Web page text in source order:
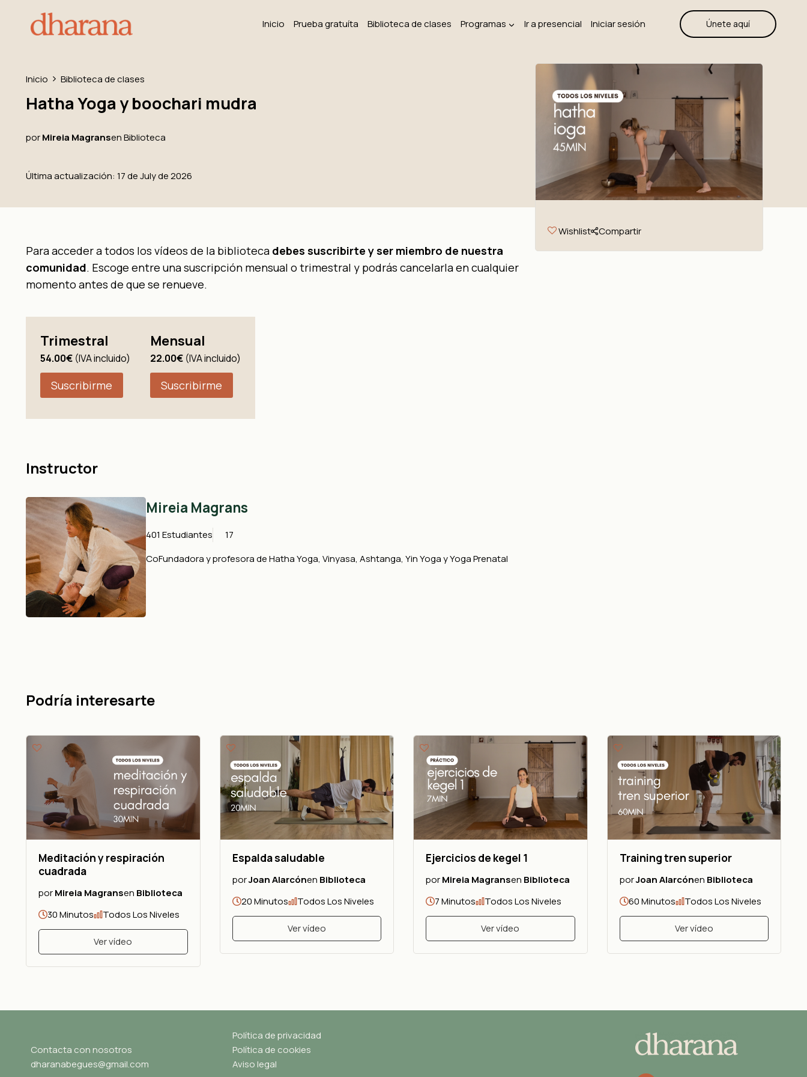
Inicio Prueba gratuíta Biblioteca de clases Programas Ir a presencial Iniciar sesión Únete aquí
Inicio Biblioteca de clases
Hatha Yoga y boochari mudra
porMireia MagransenBiblioteca
Última actualización: 17 de July de 2026
Para acceder a todos los vídeos de la biblioteca debes suscribirte y ser miembro de nuestra
comunidad. Escoge entre una suscripción mensual o trimestral y podrás cancelarla en cualquier
momento antes de que se renueve.
Trimestral
54.00€ (IVA incluido)
Suscribirme
Mensual
22.00€ (IVA incluido)
Suscribirme
Instructor
Mireia Magrans
401 Estudiantes
17
CoFundadora y profesora de Hatha Yoga, Vinyasa, Ashtanga, Yin Yoga y Yoga Prenatal
Wishlist Compartir
Podría interesarte
Meditación y respiración
cuadrada
porMireia Magransen Biblioteca
30 Minutos
Todos Los Niveles
Ver vídeo
Espalda saludable
porJoan Alarcónen Biblioteca
20 Minutos
Todos Los Niveles
Ver vídeo
Ejercicios de kegel 1
porMireia Magransen Biblioteca
7 Minutos
Todos Los Niveles
Ver vídeo
Training tren superior
porJoan Alarcónen Biblioteca
60 Minutos
Todos Los Niveles
Ver vídeo
Contacta con nosotros
dharanabegues@gmail.com
Política de privacidad
Política de cookies
Aviso legal